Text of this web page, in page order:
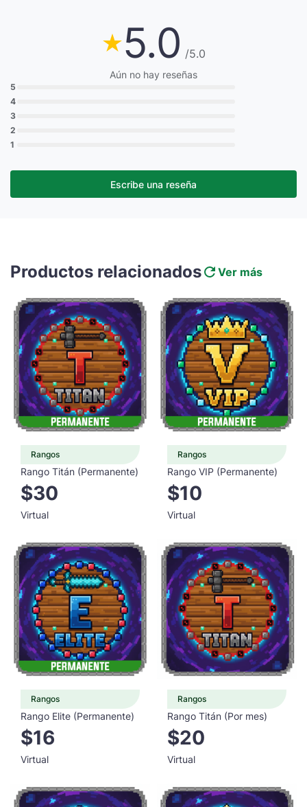
5.0 /5.0
Aún no hay reseñas
5
4
3
2
1
Escribe una reseña
Productos relacionados Ver más
Rangos
Rango Titán (Permanente)
$30
Virtual
Rangos
Rango VIP (Permanente)
$10
Virtual
Rangos
Rango Elite (Permanente)
$16
Virtual
Rangos
Rango Titán (Por mes)
$20
Virtual